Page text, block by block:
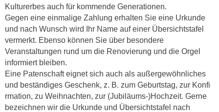
Kulturerbes auch für kommende Generationen.
Gegen eine einmalige Zahlung erhalten Sie eine Urkunde
und nach Wunsch wird Ihr Name auf einer Übersichtstafel
vermerkt. Ebenso können Sie über besondere
Veranstaltungen rund um die Renovierung und die Orgel
informiert bleiben.
Eine Patenschaft eignet sich auch als außergewöhnliches
und beständiges Geschenk, z. B. zum Geburtstag, zur Konfi
rmation, zu Weihnachten, zur (Jubiläums-)Hochzeit. Gerne
bezeichnen wir die Urkunde und Übersichtstafel nach